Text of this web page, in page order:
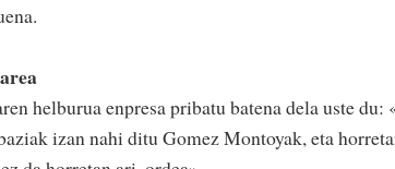
helburua enpresa pribatu batena dela uste du:
izan nahi ditu Gomez Montoyak, eta